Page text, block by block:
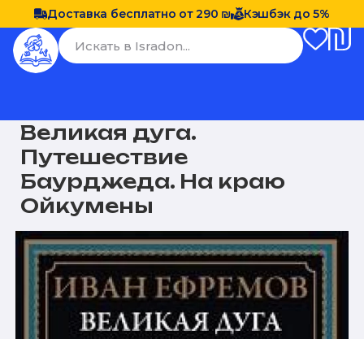
Доставка бесплатно от 290 ₪ Кэшбэк до 5%
Великая дуга.
Путешествие
Баурджеда. На краю
Ойкумены